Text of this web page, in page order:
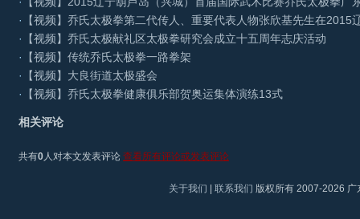
·
【视频】乔氏太极拳第二代传人、重要代表人物张欣基先生在2015
·
【视频】乔氏太极献礼区太极拳研究会成立十五周年志庆活动
·
【视频】传统乔氏太极拳一路拳架
·
【视频】大良街道太极盛会
·
【视频】乔氏太极拳健康俱乐部贺奥运集体演练13式
相关评论
共有0人对本文发表评论 查看所有评论或发表评论
关于我们 联系我们 版权所有 2007-2026